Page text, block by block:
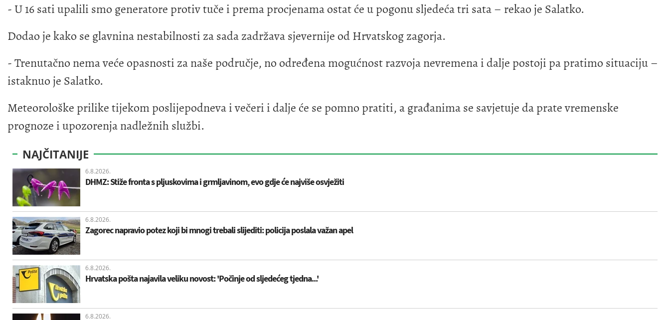
- U 16 sati upalili smo generatore protiv tuče i prema procjenama ostat će u pogonu sljedeća tri sata – rekao je Salatko.
Dodao je kako se glavnina nestabilnosti za sada zadržava sjevernije od Hrvatskog zagorja.
- Trenutačno nema veće opasnosti za naše područje, no određena mogućnost razvoja nevremena i dalje postoji pa pratimo situaciju –
istaknuo je Salatko.
Meteorološke prilike tijekom poslijepodneva i večeri i dalje će se pomno pratiti, a građanima se savjetuje da prate vremenske
prognoze i upozorenja nadležnih službi.
NAJČITANIJE
6.8.2026.
DHMZ: Stiže fronta s pljuskovima i grmljavinom, evo gdje će najviše osvježiti
6.8.2026.
Zagorec napravio potez koji bi mnogi trebali slijediti: policija poslala važan apel
6.8.2026.
Hrvatska pošta najavila veliku novost: 'Počinje od sljedećeg tjedna...'
6.8.2026.